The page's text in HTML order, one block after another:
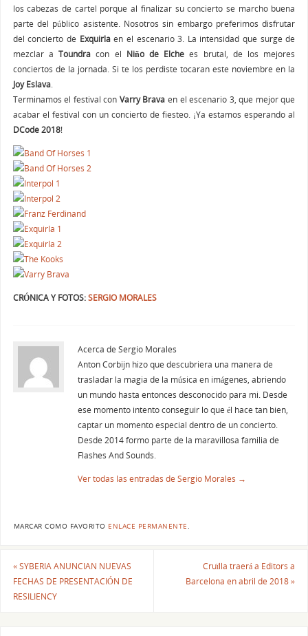
los cabezas de cartel porque al finalizar su concierto se marcho buena
parte del público asistente. Nosotros sin embargo preferimos disfrutar
del concierto de Exquirlaen el escenario 3. La intensidad que surge de
mezclar aToundra con el Niño de Elche es brutal, de los mejores
conciertos de la jornada. Si te los perdiste tocaran este noviembre en la
Joy Eslava.
Terminamos el festival con Varry Brava en el escenario 3, que mejor que
acabar el festival con un concierto de fiesteo. ¡Ya estamos esperando al
DCode 2018!
CRÓNICA Y FOTOS:SERGIO MORALES
Acerca de Sergio Morales
Anton Corbijn hizo que descubriera una manera de
trasladar la magia de la música en imágenes, abriendo
un mundo hasta entonces desconocido para mi. Desde
ese momento intento conseguir lo que él hace tan bien,
captar un momento especial dentro de un concierto.
Desde 2014 formo parte de la maravillosa familia de
Flashes And Sounds.
Ver todas las entradas de Sergio Morales →
MARCAR COMO FAVORITO ENLACE PERMANENTE.
«SYBERIA ANUNCIAN NUEVAS
FECHAS DE PRESENTACIÓN DE
RESILIENCY
Cruïlla traerá a Editors a
Barcelona en abril de 2018»